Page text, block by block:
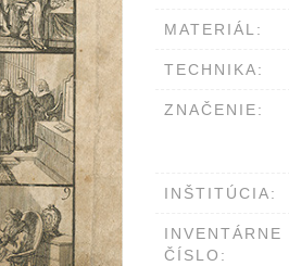
MATERIÁL:
TECHNIKA:
ZNAČENIE:
INŠTITÚCIA:
INVENTÁRNE
ČÍSLO: